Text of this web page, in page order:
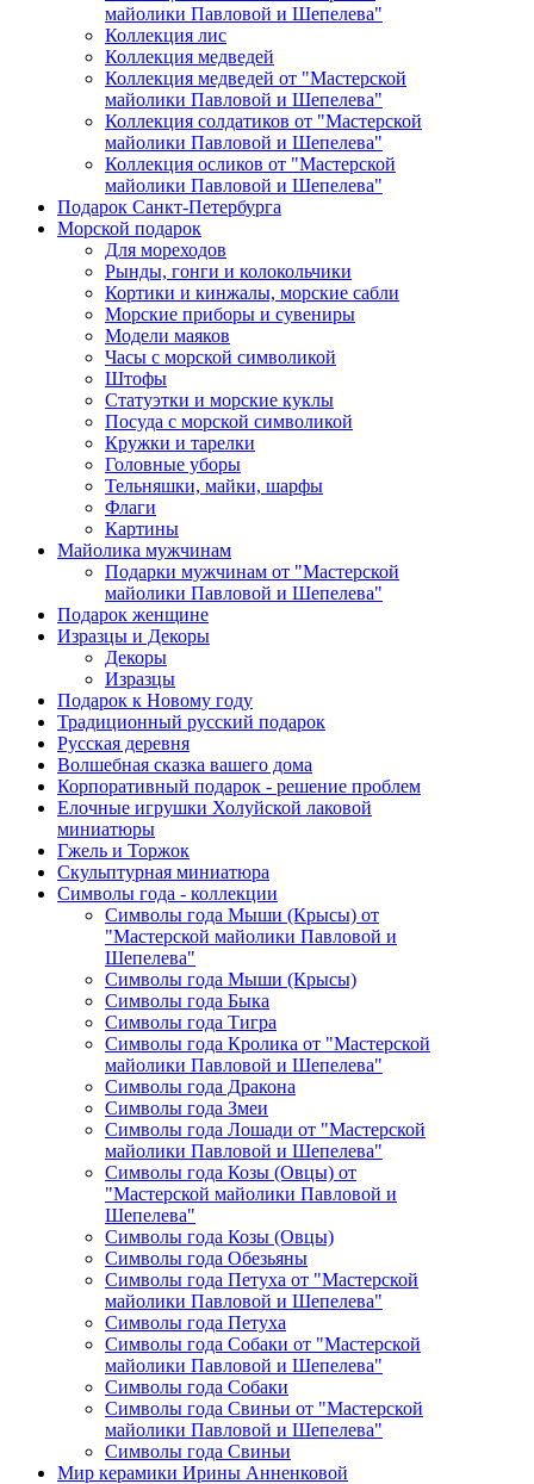
майолики Павловой и Шепелева"
Коллекция лис
Коллекция медведей
Коллекция медведей от "Мастерской
майолики Павловой и Шепелева"
Коллекция солдатиков от "Мастерской
майолики Павловой и Шепелева"
Коллекция осликов от "Мастерской
майолики Павловой и Шепелева"
Подарок Санкт-Петербурга
Морской подарок
Для мореходов
Рынды, гонги и колокольчики
Кортики и кинжалы, морские сабли
Морские приборы и сувениры
Модели маяков
Часы с морской символикой
Штофы
Статуэтки и морские куклы
Посуда с морской символикой
Кружки и тарелки
Головные уборы
Тельняшки, майки, шарфы
Флаги
Картины
Майолика мужчинам
Подарки мужчинам от "Мастерской
майолики Павловой и Шепелева"
Подарок женщине
Изразцы и Декоры
Декоры
Изразцы
Подарок к Новому году
Традиционный русский подарок
Русская деревня
Волшебная сказка вашего дома
Корпоративный подарок - решение проблем
Елочные игрушки Холуйской лаковой
миниатюры
Гжель и Торжок
Скульптурная миниатюра
Символы года - коллекции
Символы года Мыши (Крысы) от
"Мастерской майолики Павловой и
Шепелева"
Символы года Мыши (Крысы)
Символы года Быка
Символы года Тигра
Символы года Кролика от "Мастерской
майолики Павловой и Шепелева"
Символы года Дракона
Символы года Змеи
Символы года Лошади от "Мастерской
майолики Павловой и Шепелева"
Символы года Козы (Овцы) от
"Мастерской майолики Павловой и
Шепелева"
Символы года Козы (Овцы)
Символы года Обезьяны
Символы года Петуха от "Мастерской
майолики Павловой и Шепелева"
Символы года Петуха
Символы года Собаки от "Мастерской
майолики Павловой и Шепелева"
Символы года Собаки
Символы года Свиньи от "Мастерской
майолики Павловой и Шепелева"
Символы года Свиньи
Мир керамики Ирины Анненковой